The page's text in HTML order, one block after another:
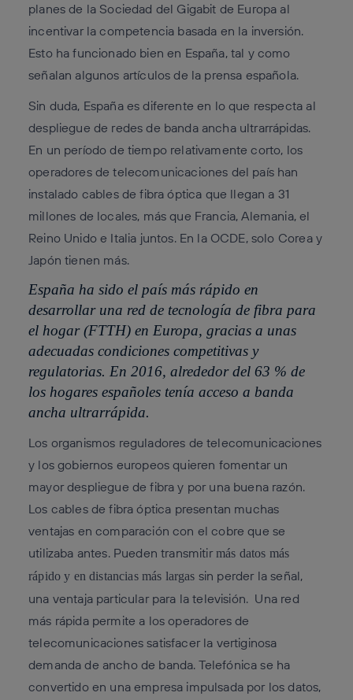
planes de la Sociedad del Gigabit de Europa al
incentivar la competencia basada en la inversión.
Esto ha funcionado bien en España, tal y como
señalan algunos artículos de la prensa española.
Sin duda, España es diferente en lo que respecta al
despliegue de redes de banda ancha ultrarrápidas.
En un período de tiempo relativamente corto, los
operadores de telecomunicaciones del país han
instalado cables de fibra óptica que llegan a 31
millones de locales, más que Francia, Alemania, el
Reino Unido e Italia juntos. En la OCDE, solo Corea y
Japón tienen más.
España ha sido el país más rápido en
desarrollar una red de tecnología de fibra para
el hogar (FTTH) en Europa, gracias a unas
adecuadas condiciones competitivas y
regulatorias. En 2016, alrededor del 63 % de
los hogares españoles tenía acceso a banda
ancha ultrarrápida.
Los organismos reguladores de telecomunicaciones
y los gobiernos europeos quieren fomentar un
mayor despliegue de fibra y por una buena razón.
Los cables de fibra óptica presentan muchas
ventajas en comparación con el cobre que se
utilizaba antes. Pueden transmitirmás datos más
rápido y en distancias más largas sin perder la señal,
una ventaja particular para la televisión. Una red
más rápida permite a los operadores de
telecomunicaciones satisfacer la vertiginosa
demanda de ancho de banda. Telefónica se ha
convertido en una empresa impulsada por los datos,